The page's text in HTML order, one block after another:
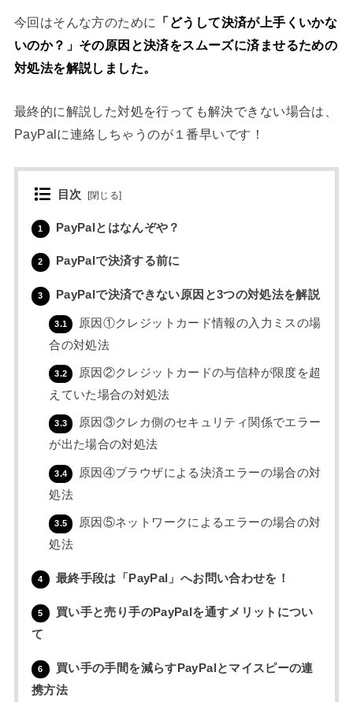
今回はそんな方のために
「どうして決済が上手くいかな
いのか？」その原因と決済をスムーズに済ませるための
対処法を解説しました。
最終的に解説した対処を行っても解決できない場合は、
PayPalに連絡しちゃうのが１番早いです！
目次 [閉じる]
1 PayPalとはなんぞや？
2 PayPalで決済する前に
3 PayPalで決済できない原因と3つの対処法を解説
3.1
原因①クレジットカード情報の入力ミスの場
合の対処法
3.2
原因②クレジットカードの与信枠が限度を超
えていた場合の対処法
3.3
原因③クレカ側のセキュリティ関係でエラー
が出た場合の対処法
3.4
原因④ブラウザによる決済エラーの場合の対
処法
3.5
原因⑤ネットワークによるエラーの場合の対
処法
4 最終手段は「PayPal」へお問い合わせを！
5
買い手と売り手のPayPalを通すメリットについ
て
6
買い手の手間を減らすPayPalとマイスピーの連
携方法